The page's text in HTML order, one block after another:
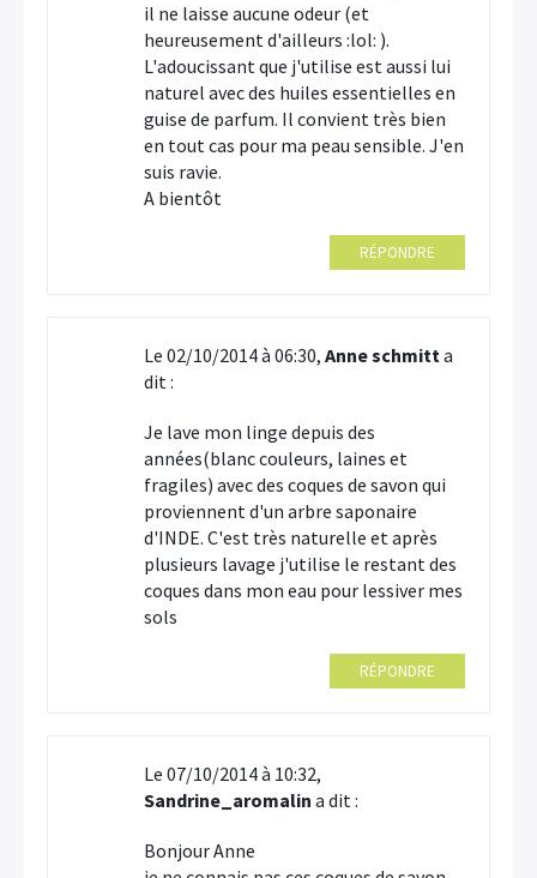
il ne laisse aucune odeur (et
heureusement d'ailleurs :lol: ).
L'adoucissant que j'utilise est aussi lui
naturel avec des huiles essentielles en
guise de parfum. Il convient très bien
en tout cas pour ma peau sensible. J'en
suis ravie.
A bientôt
RÉPONDRE
Le 02/10/2014 à 06:30, Anne schmitta
dit :
Je lave mon linge depuis des
années(blanc couleurs, laines et
fragiles) avec des coques de savon qui
proviennent d'un arbre saponaire
d'INDE. C'est très naturelle et après
plusieurs lavage j'utilise le restant des
coques dans mon eau pour lessiver mes
sols
RÉPONDRE
Le 07/10/2014 à 10:32,
Sandrine_aromalin a dit :
Bonjour Anne